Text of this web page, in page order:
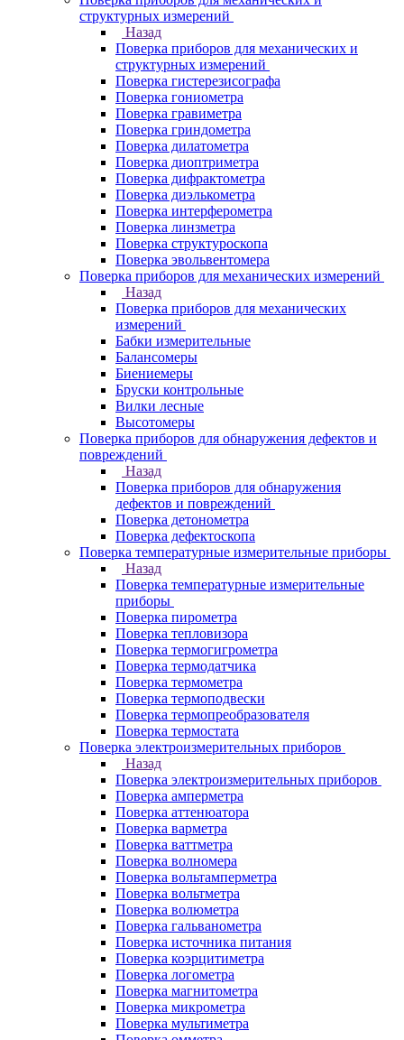
структурных измерений
Назад
Поверка приборов для механических и
структурных измерений
Поверка гистерезисографа
Поверка гониометра
Поверка гравиметра
Поверка гриндометра
Поверка дилатометра
Поверка диоптриметра
Поверка дифрактометра
Поверка диэлькометра
Поверка интерферометра
Поверка линзметра
Поверка структуроскопа
Поверка эвольвентомера
Поверка приборов для механических измерений
Назад
Поверка приборов для механических
измерений
Бабки измерительные
Балансомеры
Биениемеры
Бруски контрольные
Вилки лесные
Высотомеры
Поверка приборов для обнаружения дефектов и
повреждений
Назад
Поверка приборов для обнаружения
дефектов и повреждений
Поверка детонометра
Поверка дефектоскопа
Поверка температурные измерительные приборы
Назад
Поверка температурные измерительные
приборы
Поверка пирометра
Поверка тепловизора
Поверка термогигрометра
Поверка термодатчика
Поверка термометра
Поверка термоподвески
Поверка термопреобразователя
Поверка термостата
Поверка электроизмерительных приборов
Назад
Поверка электроизмерительных приборов
Поверка амперметра
Поверка аттенюатора
Поверка варметра
Поверка ваттметра
Поверка волномера
Поверка вольтамперметра
Поверка вольтметра
Поверка волюметра
Поверка гальванометра
Поверка источника питания
Поверка коэрцитиметра
Поверка логометра
Поверка магнитометра
Поверка микрометра
Поверка мультиметра